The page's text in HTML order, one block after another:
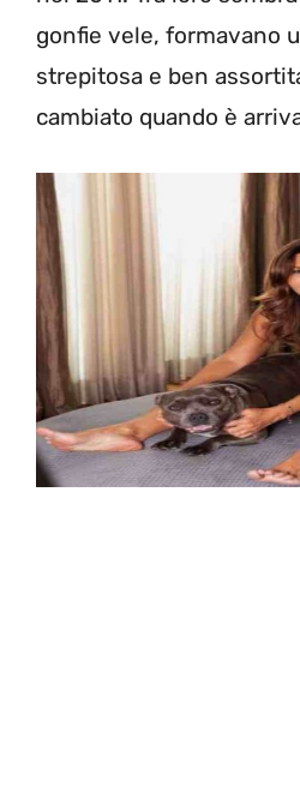
gonfie vele, formavano
strepitosa e ben
cambiato quando è